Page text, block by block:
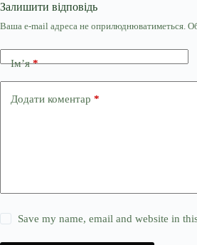
Залишити відповідь
Ваша e-mail адреса не оприлюднюватиметься.
Ім’я*
Додати коментар *
Save my name, email and website in